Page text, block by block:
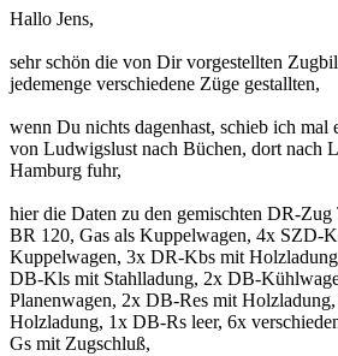
Hallo Jens,
sehr schön die von Dir vorgestellten
jedemenge verschiedene Züge gestallten,
wenn Du nichts dagenhast, schieb ich
von Ludwigslust nach Büchen, dort nach
Hamburg fuhr,
hier die Daten zu den gemischten DR-
BR 120, Gas als Kuppelwagen, 4x SZD-
Kuppelwagen, 3x DR-Kbs mit
DB-Kls mit Stahlladung, 2x DB-
Planenwagen, 2x DB-Res mit
Holzladung, 1x DB-Rs leer, 6x
Gs mit Zugschluß,